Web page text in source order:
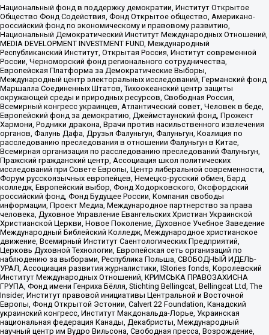
Национальный фонд в поддержку демократии, Институт Открытое
Общество Фонд Содействия, Фонд Открытое общество, Американо-
российский фонд по экономическому и правовому развитию,
Национальный Демократический Институт Международных Отношений,
MEDIA DEVELOPMENT INVESTMENT FUND, Международный
Республиканский Институт, Открытая Россия, Институт современной
России, Черноморский фонд регионального сотрудничества,
Европейская Платформа за Демократические Выборы,
Международный центр электоральных исследований, Германский фонд
Маршалла Соединенных Штатов, Тихоокеанский центр защиты
окружающей среды и природных ресурсов, Свободная Россия,
Всемирный конгресс украинцев, Атлантический совет, Человек в беде,
Европейский фонд за демократию, Джеймстаунский фонд, Прожект
Хармони, Родники дракона, Врачи против насильственного извлечения
органов, Фалунь Дафа, Друзья Фалуньгун, Фалуньгун, Коалиция по
расследованию преследования в отношении Фалуньгун в Китае,
Всемирная организация по расследованию преследований Фалуньгун,
Пражский гражданский центр, Ассоциация школ политических
исследований при Совете Европы, Центр либеральной современности,
Форум русскоязычных европейцев, Немецко-русский обмен, Бард
колледж, Европейский выбор, Фонд Ходорковского, Оксфордский
российский фонд, Фонд Будущее России, Компания свободы
информации, Проект Медиа, Международное партнерство за права
человека, Духовное Управление Евангельских Христиан Украинской
Христианской Церкви, Новое Поколение, Духовное Учебное Заведение
Международный Библейский Колледж, Международное христианское
движение, Всемирный Институт Саентологических Предприятий,
Церковь Духовной Технологии, Европейская сеть организаций по
наблюдению за выборами, Республика Польша, СВОБОДНЫЙ ИДЕЛЬ-
УРАЛ, Ассоциация развития журналистики, IStories fonds, Королевский
Институт Международных Отношений, КРИМСЬКА ПРАВОЗАХИСНА
ГРУПА, Фонд имени Генриха Бёлля, Stichting Bellingcat, Bellingcat Ltd, The
Insider, Институт правовой инициативы Центральной и Восточной
Европы, Фонд Открытой Эстонии, Calvert 22 Foundation, Канадский
украинский конгресс, Институт Макдональда-Лорье, Украинская
национальная федерация Канады, Декабристы, Международный
научный центр им Вудро Вильсона, Свободная пресса, Возрождение,